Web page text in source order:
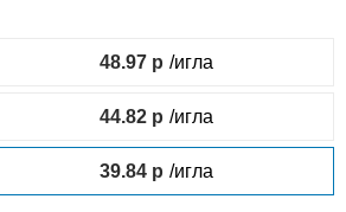
48.97 /игла
44.82 /игла
39.84 /игла